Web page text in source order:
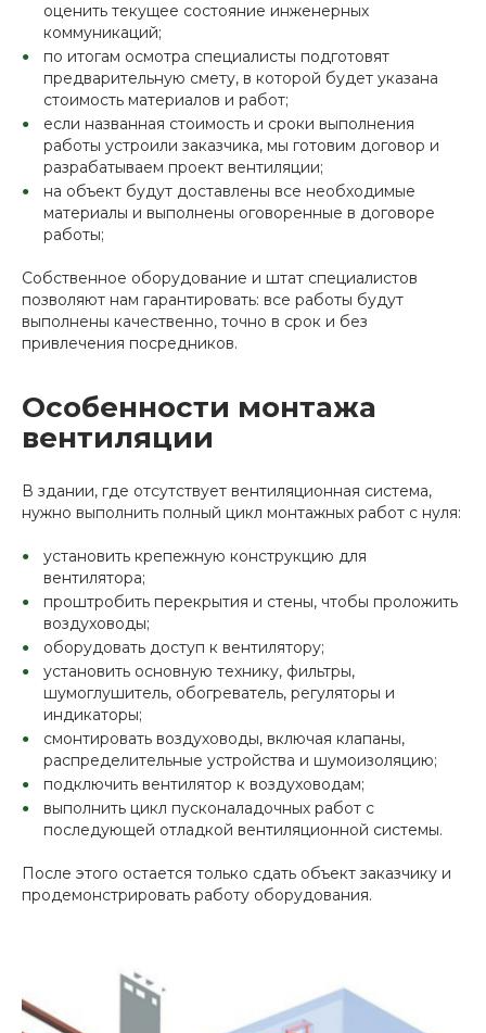
оценить текущее состояние инженерных
коммуникаций;
по итогам осмотра специалисты подготовят
предварительную смету, в которой будет указана
стоимость материалов и работ;
если названная стоимость и сроки выполнения
работы устроили заказчика, мы готовим договор и
разрабатываем проект вентиляции;
на объект будут доставлены все необходимые
материалы и выполнены оговоренные в договоре
работы;
Собственное оборудование и штат специалистов
позволяют нам гарантировать: все работы будут
выполнены качественно, точно в срок и без
привлечения посредников.
Особенности монтажа
вентиляции
В здании, где отсутствует вентиляционная система,
нужно выполнить полный цикл монтажных работ с нуля:
установить крепежную конструкцию для
вентилятора;
проштробить перекрытия и стены, чтобы проложить
воздуховоды;
оборудовать доступ к вентилятору;
установить основную технику, фильтры,
шумоглушитель, обогреватель, регуляторы и
индикаторы;
смонтировать воздуховоды, включая клапаны,
распределительные устройства и шумоизоляцию;
подключить вентилятор к воздуховодам;
выполнить цикл пусконаладочных работ с
последующей отладкой вентиляционной системы.
После этого остается только сдать объект заказчику и
продемонстрировать работу оборудования.